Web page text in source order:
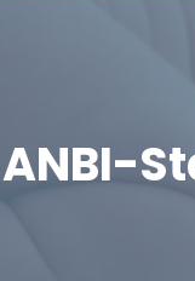
ANBI-